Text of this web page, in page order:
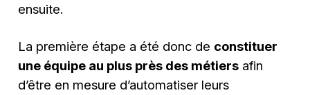
ensuite.
La première étape a été donc de constituer
une équipe au plus près des métiers afin
d’être en mesure d’automatiser leurs